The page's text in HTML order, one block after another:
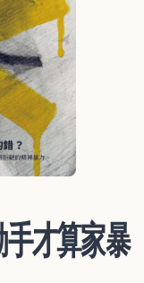
才算家暴